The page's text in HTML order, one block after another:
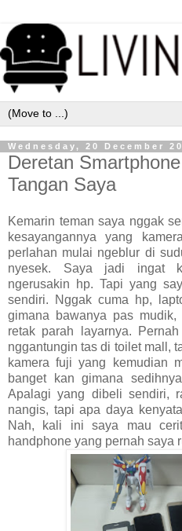
Wednesday, 20 December
Deretan
Tangan Saya
Kemarin teman saya nggak
kesayangannya yang
perlahan mulai ngeblur di
nyesek. Saya jadi ingat
ngerusakin hp. Tapi yang
sendiri. Nggak cuma hp,
gimana bawanya pas
retak parah layarnya.
nggantungin tas di toilet mall,
kamera fuji yang kemudian
banget kan gimana
Apalagi yang dibeli sendiri,
nangis, tapi apa daya
Nah, kali ini saya mau
handphone yang pernah saya